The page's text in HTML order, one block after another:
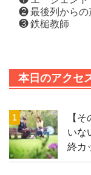
❷ 最後列からの
❸ 鉄槌教師
本日のアクセ
【
いな
終カ